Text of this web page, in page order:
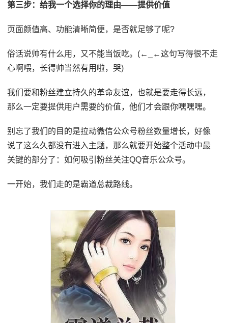
第三步：给我一个选择你的理由——提供价值
页面颜值高、功能清晰简便，是否就足够了呢?
俗话说帅有什么用，又不能当饭吃。(←_←这句写得很不走
心啊喂，长得帅当然有用啦，哭)
我们要和粉丝建立持久的革命友谊，也就是要走得长远，
那么一定要提供用户需要的价值，他们才会跟你嘿嘿嘿。
别忘了我们的目的是拉动微信公众号粉丝数量增长，好像
说了这么久都没有进入主题，那么就要开始整个活动中最
关键的部分了：如何吸引粉丝关注QQ音乐公众号。
一开始，我们走的是霸道总裁路线。